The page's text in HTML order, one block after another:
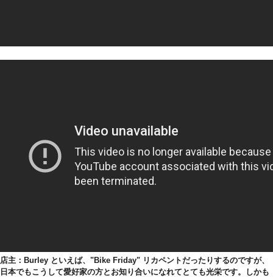
店主：Burley といえば、"Bike Friday" リカペントだったりするのですが、
日本でもこうして愛好家の方とお知り合いになれてとても光栄です。しかも